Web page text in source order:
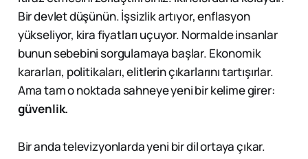
Bir devlet düşünün. İşsizlik artıyor, enflasyon
yükseliyor, kira fiyatları uçuyor. Normalde insanlar
bunun sebebini sorgulamaya başlar. Ekonomik
kararları, politikaları, elitlerin çıkarlarını tartışırlar.
Ama tam o noktada sahneye yeni bir kelime girer:
güvenlik.
Bir anda televizyonlarda yeni bir dil ortaya çıkar.